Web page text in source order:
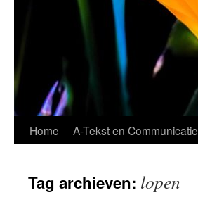
Ga
de
Home A-Tekst en Communicatie
Tag archieven: lopen